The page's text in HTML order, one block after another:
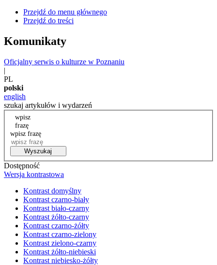
Przejdź do menu głównego
Przejdź do treści
Komunikaty
Oficjalny serwis o kulturze w Poznaniu
|
PL
polski
english
szukaj artykułów i wydarzeń
wpisz
frazę
wpisz frazę
Wyszukaj
Dostępność
Wersja kontrastowa
Kontrast domyślny
Kontrast czarno-biały
Kontrast biało-czarny
Kontrast żółto-czarny
Kontrast czarno-żółty
Kontrast czarno-zielony
Kontrast zielono-czarny
Kontrast żółto-niebieski
Kontrast niebiesko-żółty